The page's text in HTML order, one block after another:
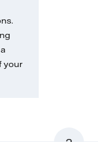
your